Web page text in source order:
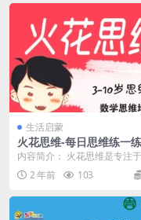
├─ 第06课《飞舞
│ ├─ 0-1岁课程
│ ├─ 0-1岁课
│ ├─ 0-1岁律动
│ ├─ 1-3岁课程
│ ├─ 1-3岁律动
│ ├─ 歌曲赏析
├─ 第07课《吉他
生活启蒙
火花思维-每日思维练一
天-儿童逻辑思维训练题
内容简介： 火花思维是专注
逻辑思维的在线教育品牌 ，主
品包括逻辑思维、...
2 年前 103